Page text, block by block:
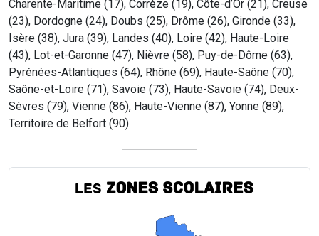
Charente-Maritime (17), Corrèze (19), Côte-d’Or (21), Creuse
(23), Dordogne (24), Doubs (25), Drôme (26), Gironde (33),
Isère (38), Jura (39), Landes (40), Loire (42), Haute-Loire
(43), Lot-et-Garonne (47), Nièvre (58), Puy-de-Dôme (63),
Pyrénées-Atlantiques (64), Rhône (69), Haute-Saône (70),
Saône-et-Loire (71), Savoie (73), Haute-Savoie (74), Deux-
Sèvres (79), Vienne (86), Haute-Vienne (87), Yonne (89),
Territoire de Belfort (90).